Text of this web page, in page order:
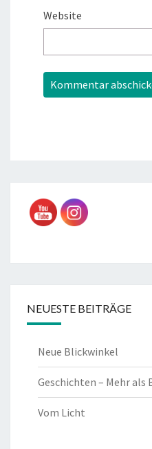
Website
NEUESTE BEITRÄGE
Neue Blickwinkel
Geschichten – Mehr als
Vom Licht